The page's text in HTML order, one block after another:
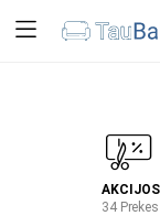
AKCIJOS
34 Prekes